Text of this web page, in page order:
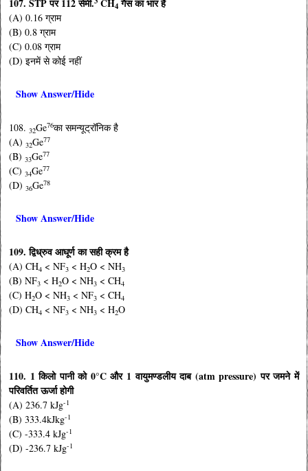
107. STP पर 112 सेमी. CH4गैस का भार है
(A) 0.16 ग्राम
(B) 0.8 ग्राम
(C) 0.08 ग्राम
(D) इनमें से कोई नहीं
Show Answer/Hide
108.32Ge76का समन्यूट्रॉनिक है
(A)32Ge77
(B)33Ge77
(C)34Ge77
(D)36Ge78
Show Answer/Hide
109. द्विध्रुव आघूर्ण का सही क्रम है
(A) CH4 < NF3 < H2O < NH3
(B) NF3 < H2O < NH3 < CH4
(C) H2O < NH3 < NF3 < CH4
(D) CH4 < NF3 < NH3 < H2O
Show Answer/Hide
110. 1 किलो पानी को 0°C और 1 वायुमण्डलीय दाब (atm pressure) पर जमने में
परिवर्तित ऊर्जा होगी
(A) 236.7 kJg-1
(B) 333.4kJkg-1
(C) -333.4 kJg-1
(D) -236.7 kJg-1